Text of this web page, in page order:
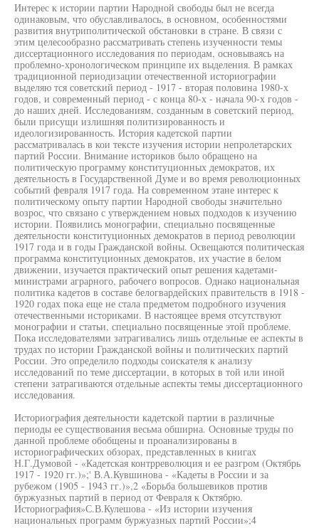
Интерес к истории партии Народной свободы был не всегда
одинаковым, что обуславливалось, в основном, особенностями
развития внутриполитической обстановки в стране. В связи с
этим целесообразно рассматривать степень изученности темы
диссертационного исследования по периодам, основываясь на
проблемно-хронологическом принципе их выделения. В рамках
традиционной периодизации отечественной историографии
выделяю тся советский период - 1917 - вторая половина 1980-х
годов, и современный период - с конца 80-х - начала 90-х годов -
до наших дней. Исследованиям, созданным в советский период,
были присущи излишняя политизированность и
идеологизированность. История кадетской партии
рассматривалась в кои тексте изучения истории непролетарских
партий России. Внимание историков было обращено на
политическую программу конституционных демократов, их
деятельность в Государственной Думе и во время революционных
событий февраля 1917 года. На современном этане интерес к
политическому опыту партии Народной свободы значительно
возрос, что связано с утверждением новых подходов к изучению
истории. Появились монографии, специально посвященные
деятельности конституционных демократов в период революции
1917 года и в годы Гражданской войны. Освещаются политическая
программа конституционных демократов, их участие в белом
движении, изучается практический опыт решения кадетами-
министрами аграрного, рабочего вопросов. Однако национальная
политика кадетов в составе белогвардейских правительств в 1918 -
1920 годах пока еще не стала предметом подробного изучения
отечественными историками. В настоящее время отсутствуют
монографии и статьи, специально посвященные этой проблеме.
Пока исследователями затрагивались лишь отдельные ее аспекты в
трудах по истории Гражданской войны и политических партий
России. Это определило подходы соискателя к анализу
исследований по теме диссертации, в которых в той или иной
степени затрагиваются отдельные аспекты темы диссертационного
исследования.
Историография деятельности кадетской партии в различные
периоды ее существования весьма обширна. Основные труды по
данной проблеме обобщены и проанализированы в
историографических обзорах, представленных в книгах
Н.Г.Думовой - «Кадетская контрреволюция и ее разгром (Октябрь
1917 - 1920 гг.)»;' В.А.Кувшинова - «Кадеты в России и за
рубежом (1905 - 1943 гг.)»,2 «Борьба большевиков против
буржуазных партий в период от Февраля к Октябрю.
Историография»С.В.Кулешова - «Из истории изучения
национальных программ буржуазных партий России»;4